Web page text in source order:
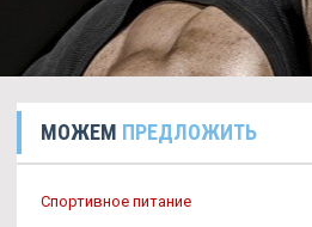
МОЖЕМ ПРЕДЛОЖИТЬ
Спортивное питание